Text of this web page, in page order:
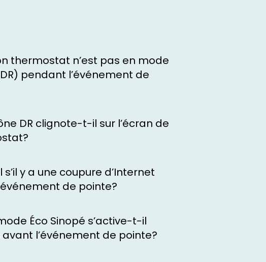
thermostat n’est pas en mode
pendant l’événement de
DR clignote-t-il sur l’écran de
y a une coupure d’Internet
de pointe?
Éco Sinopé s’active-t-il
l’événement de pointe?